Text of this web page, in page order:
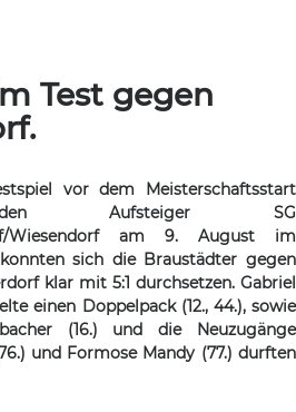
Test gegen
vor dem Meisterschaftsstart
Aufsteiger SG
Wiesendorf am 9. August im
sich die Braustädter gegen
klar mit 5:1 durchsetzen. Gabriel
einen Doppelpack (12., 44.), sowie
(16.) und die Neuzugänge
und Formose Mandy (77.) durften